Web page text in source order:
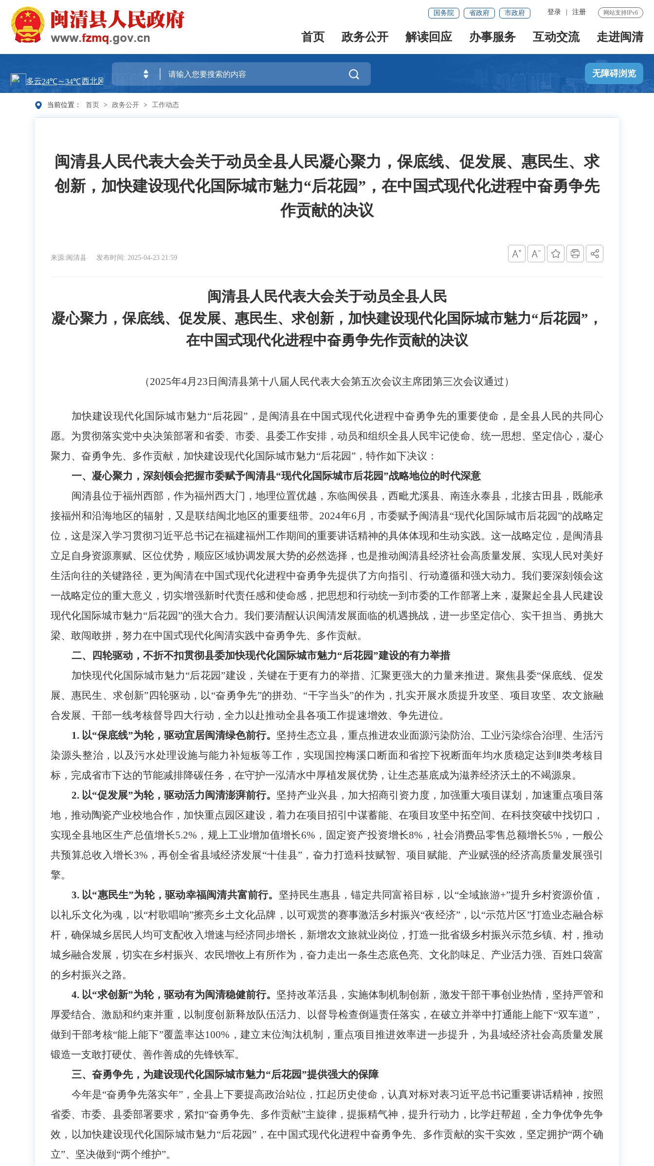
网站支持IPv6
登录 注册
国务院 省政府 市政府
首页 政务公开 解读回应 办事服务 互动交流 走进闽清
 无障碍浏览
当前位置： 首页 > 政务公开 > 工作动态
闽清县人民代表大会关于动员全县人民凝心聚力，保底线、促发展、惠民生、求
创新，加快建设现代化国际城市魅力“后花园”，在中国式现代化进程中奋勇争先
作贡献的决议
来源:闽清县 发布时间: 2025-04-23 21:59
闽清县人民代表大会关于动员全县人民
凝心聚力，保底线、促发展、惠民生、求创新，加快建设现代化国际城市魅力“后花园”，
在中国式现代化进程中奋勇争先作贡献的决议
（2025年4月 23 日闽清县第十八届人民代表大会第五次会议主席团第三次会议通过）
加快建设现代化国际城市魅力“后花园”，是闽清县在中国式现代化进程中奋勇争先的重要使命，是全县人民的共同心
愿。为贯彻落实党中央决策部署和省委、市委、县委工作安排，动员和组织全县人民牢记使命、统一思想、坚定信心，凝心
聚力、奋勇争先、多作贡献，加快建设现代化国际城市魅力“后花园”，特作如下决议：
一、凝心聚力，深刻领会把握市委赋予闽清县“现代化国际城市后花园”战略地位的时代深意
闽清县位于福州西部，作为福州西大门，地理位置优越，东临闽侯县，西毗尤溪县、南连永泰县，北接古田县，既能承
接福州和沿海地区的辐射，又是联结闽北地区的重要纽带。 2024年6月，市委赋予闽清县“现代化国际城市后花园”的战略定
位，这是深入学习贯彻习近平总书记在福建福州工作期间的重要讲话精神的具体体现和生动实践。这一战略定位，是闽清县
立足自身资源禀赋、区位优势，顺应区域协调发展大势的必然选择，也是推动闽清县经济社会高质量发展、实现人民对美好
生活向往的关键路径，更为闽清在中国式现代化进程中奋勇争先提供了方向指引、行动遵循和强大动力。我们要深刻领会这
一战略定位的重大意义，切实增强新时代责任感和使命感，把思想和行动统一到市委的工作部署上来，凝聚起全县人民建设
现代化国际城市魅力“后花园”的强大合力。 我们要清醒认识闽清发展面临的机遇挑战，进一步坚定信心、实干担当、勇挑大
梁、敢闯敢拼， 努力在中国式现代化闽清实践中奋勇争先、多作贡献。
二、四轮驱动，不折不扣贯彻县委加快现代化国际城市魅力“后花园”建设的有力举措
加快现代化国际城市魅力“后花园”建设，关键在于更有力的举措、汇聚更强大的力量来推进。聚焦县委“保底线、促发
展、惠民生、求创新”四轮驱动，以“奋勇争先”的拼劲、“干字当头”的作为，扎实开展水质提升攻坚、项目攻坚、农文旅融
合发展、干部一线考核督导四大行动，全力以赴推动全县各项工作提速增效、争先进位。
1. 以“保底线”为轮，驱动宜居闽清绿色前行。 坚持生态立县，重点推进农业面源污染防治、工业污染综合治理、生活污
染源头整治，以及污水处理设施与能力补短板等工作，实现国控梅溪口断面和省控下祝断面年均水质稳定达到 Ⅱ类考核目
标，完成省市下达的节能减排降碳任务，在守护一泓清水中厚植发展优势，让生态基底成为滋养经济沃土的不竭源泉。
2. 以“促发展”为轮，驱动活力闽清澎湃前行。 坚持产业兴县，加大招商引资力度，加强重大项目谋划，加速重点项目落
地，推动陶瓷产业校地合作，加快重点园区建设，着力在项目招引中谋蓄能、在项目攻坚中拓空间、在科技突破中找切口，
实现全县地区生产总值增长5.2%，规上工业增加值增长6%，固定资产投资增长8%，社会消费品零售总额增长5%，一般公
共预算总收入增长3%，再创全省县域经济发展“十佳县”，奋力打造科技赋智、项目赋能、产业赋强的经济高质量发展强引
擎。
3. 以“惠民生”为轮，驱动幸福闽清共富前行。 坚持民生惠县，锚定共同富裕目标，以“全域旅游+”提升乡村资源价值，
以礼乐文化为魂，以“村歌唱响”擦亮乡土文化品牌，以可观赏的赛事激活乡村振兴“夜经济”，以“示范片区”打造业态融合标
杆，确保城乡居民人均可支配收入增速与经济同步增长，新增农文旅就业岗位，打造一批省级乡村振兴示范乡镇、村，推动
城乡融合发展，切实在乡村振兴、农民增收上有所作为，奋力走出一条生态底色亮、文化韵味足、产业活力强、百姓口袋富
的乡村振兴之路。
4. 以“求创新”为轮，驱动有为闽清稳健前行。 坚持改革活县，实施体制机制创新，激发干部干事创业热情，坚持严管和
厚爱结合、激励和约束并重，以制度创新释放队伍活力、以督导检查倒逼责任落实，在破立并举中打通能上能下“双车道”，
做到干部考核“能上能下”覆盖率达100%，建立末位淘汰机制，重点项目推进效率进一步提升，为县域经济社会高质量发展
锻造一支敢打硬仗、善作善成的先锋铁军。
三、奋勇争先，为建设现代化国际城市魅力“后花园”提供强大的保障
今年是“奋勇争先落实年”，全县上下要提高政治站位，扛起历史使命，认真对标对表习近平总书记重要讲话精神，按照
省委、市委、县委部署要求，紧扣“奋勇争先、多作贡献”主旋律，提振精气神，提升行动力，比学赶帮超，全力争优争先争
效，以加快建设现代化国际城市魅力“后花园”，在中国式现代化进程中奋勇争先、多作贡献的实干实效，坚定拥护“两个确
立”、坚决做到“两个维护”。